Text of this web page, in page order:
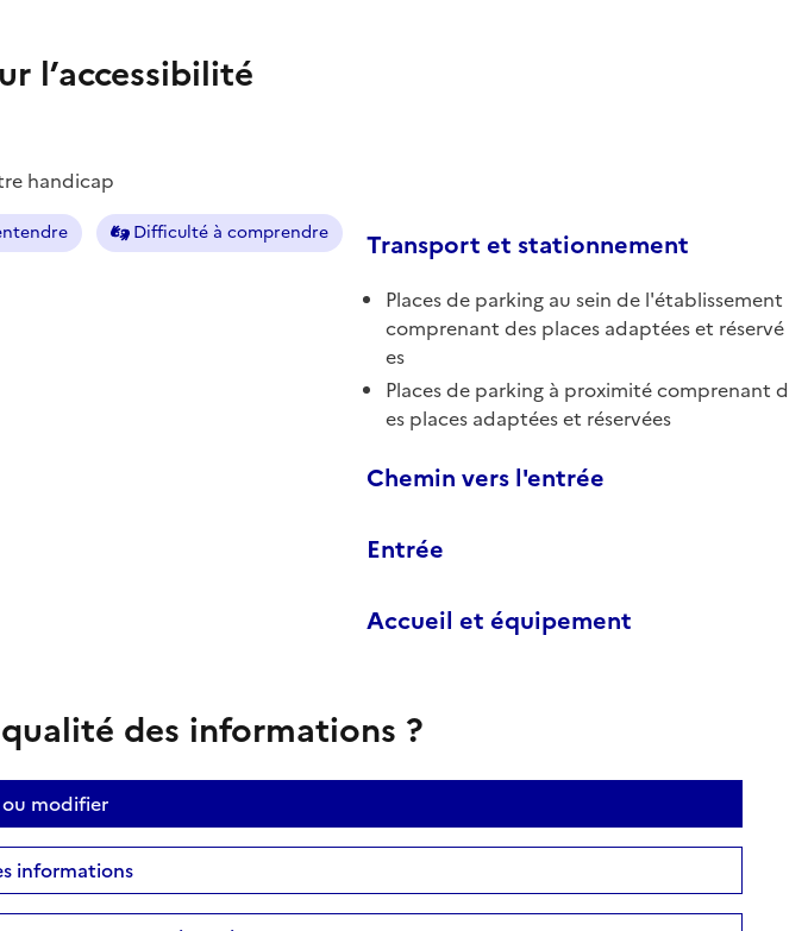
l’accessibilité
handicap
Difficulté à comprendre Transport et stationnement
Places de parking au sein de l'établissement
comprenant des places adaptées et réservé
es
Places de parking à proximité comprenant d
es places adaptées et réservées
Chemin vers l'entrée
Entrée
Accueil et équipement
des informations ?
modifier
informations